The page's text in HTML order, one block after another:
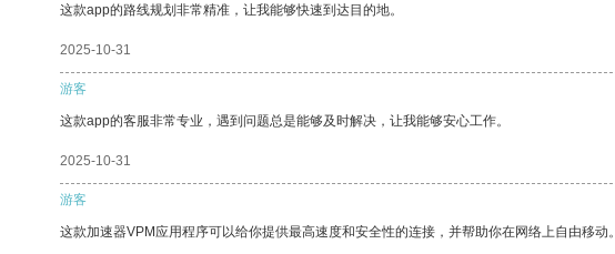
这款app的路线规划非常精准，让我能够快速到达目的地。
2025-10-31
游客
这款app的客服非常专业，遇到问题总是能够及时解决，让我能够安心工作。
2025-10-31
游客
这款加速器VPM应用程序可以给你提供最高速度和安全性的连接，并帮助你在网络上自由移动。